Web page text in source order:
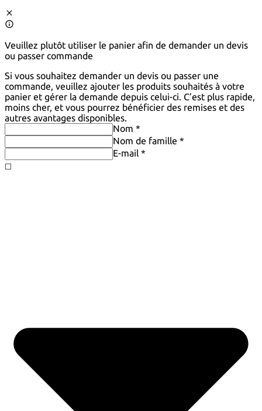
Veuillez plutôt utiliser le panier afin de demander un devis
ou passer commande
Si vous souhaitez demander un devis ou passer une
commande, veuillez ajouter les produits souhaités à votre
panier et gérer la demande depuis celui-ci. C’est plus rapide,
moins cher, et vous pourrez bénéficier des remises et des
autres avantages disponibles.
Nom *
Nom de famille *
E-mail *
◻️